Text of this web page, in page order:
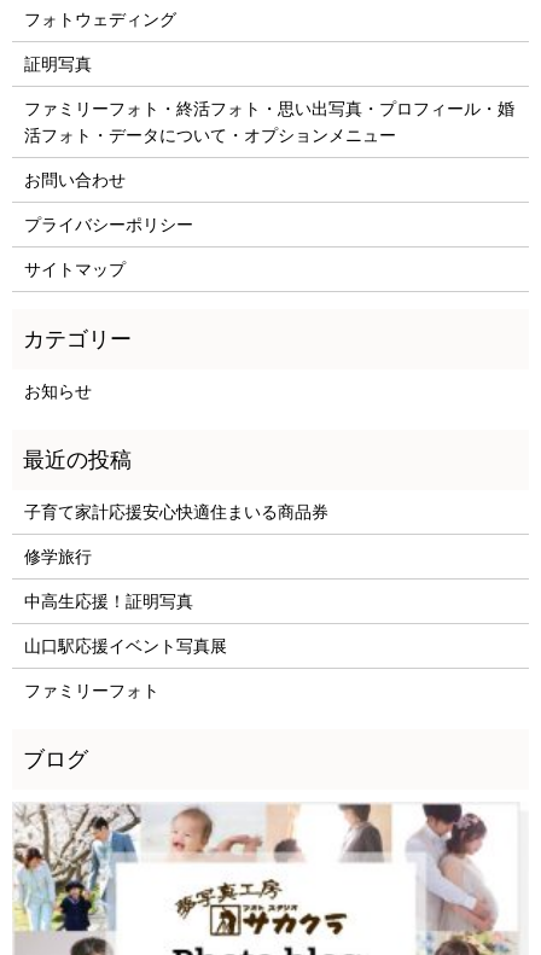
フォトウェディング
証明写真
ファミリーフォト・終活フォト・思い出写真・プロフィール・婚
活フォト・データについて・オプションメニュー
お問い合わせ
プライバシーポリシー
サイトマップ
お知らせ
子育て家計応援安心快適住まいる商品券
修学旅行
中高生応援！証明写真
山口駅応援イベント写真展
ファミリーフォト